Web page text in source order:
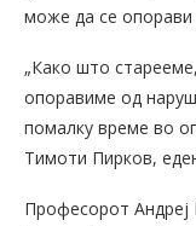
може да се опорави
„Како што
опоравиме од
помалку време во
Тимоти Пирков,
Професорот Андреј